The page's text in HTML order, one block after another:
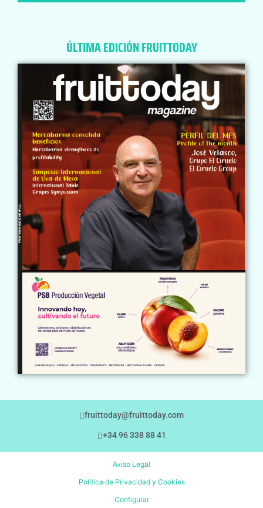
ÚLTIMA EDICIÓN FRUITTODAY
fruittoday@fruittoday.com
+34 96 338 88 41
Aviso Legal
Política de Privacidad y Cookies
Configurar